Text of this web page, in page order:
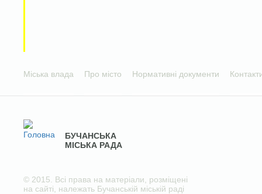
Міська влада Про місто Нормативні документи
БУЧАНСЬКА
МІСЬКА РАДА
© 2015. Всі права на матеріали, розміщені
на сайті, належать Бучанській міській раді